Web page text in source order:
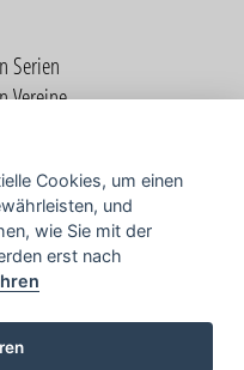
Serien
Vereine
TV
Cookies, um einen
und
wie Sie mit der
erst nach